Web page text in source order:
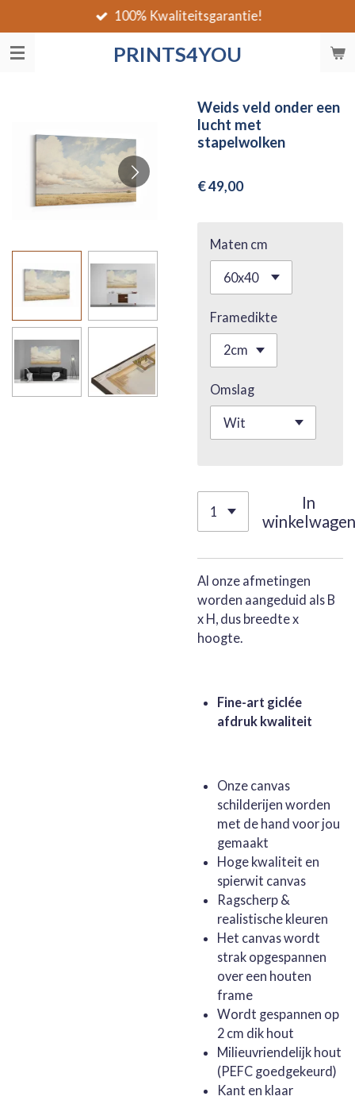
direct
naar
PRINTS4YOU
100% Kwaliteitsgarantie!
Weids veld onder een
lucht met
stapelwolken
€ 49,00
Maten cm
Framedikte
Omslag
In
winkelwagen
Al onze afmetingen
worden aangeduid als B
x H, dus breedte x
hoogte.
Fine-art giclée
afdruk kwaliteit
Onze canvas
schilderijen worden
met de hand voor jou
gemaakt
Hoge kwaliteit en
spierwit canvas
Ragscherp &
realistische kleuren
Het canvas wordt
strak opgespannen
over een houten
frame
Wordt gespannen op
2 cm dik hout
Milieuvriendelijk hout
(PEFC goedgekeurd)
Kant en klaar